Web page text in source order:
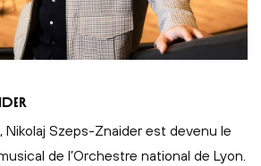
Szeps-Znaider est devenu le
de l’Orchestre national de Lyon.